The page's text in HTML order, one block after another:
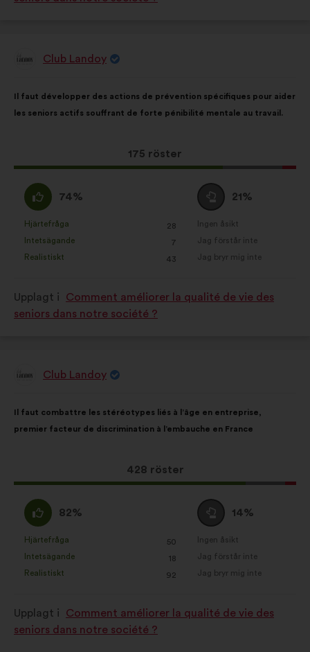
Förslag
Club Landoy
i
förslaget:
Il faut développer des actions de prévention spécifiques pour aider
les seniors actifs souffrant de forte pénibilité mentale au travail.
Det
här
175 röster
på:
Jag
håller
med
:
74%
betecknats
som:
Hjärtefråga
: 28
gånger
Intetsägande
: 7
gånger
Realistiskt
: 43
gånger
Jag
är
neutral
:
21%
betecknats
Ingen åsikt
:gånger
Jag förstår inte
:gånger
Jag bryr mig inte
:gånger
Upplagt i
Comment améliorer la qualité de vie des
seniors dans notre société ?
Förslag
Club Landoy
i
förslaget:
Il faut combattre les stéréotypes liés à l’âge en entreprise,
premier facteur de discrimination à l’embauche en France
Det
här
428 röster
på:
Jag
håller
med
:
82%
betecknats
som:
Hjärtefråga
: 50
gånger
Intetsägande
: 18
gånger
Realistiskt
: 92
gånger
Jag
är
neutral
:
14%
betecknats
Ingen åsikt
:gånger
Jag förstår inte
:gånger
Jag bryr mig inte
:gånger
Upplagt i
Comment améliorer la qualité de vie des
seniors dans notre société ?